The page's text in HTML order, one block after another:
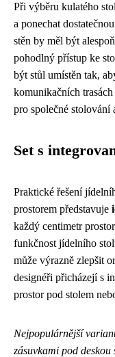
Při výběru kulatého
a ponechat
stěn by měl být
pohodlný přístup ke
být stůl umístěn tak,
komunikačních
pro společné stolování
Set s
Praktické řešení
prostorem představuje
každý centimetr
funkčnost jídelního
může výrazně zlepšit
designéři přicházejí s
prostor pod stolem
Nejpopulárnější
zásuvkami pod deskou